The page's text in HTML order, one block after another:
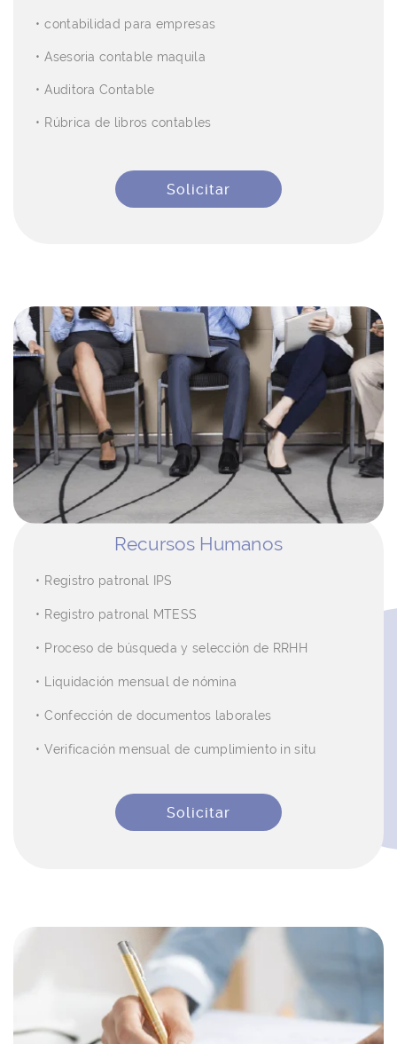
contabilidad para empresas
Asesoria contable maquila
Auditora Contable
Rúbrica de libros contables
Solicitar
Recursos Humanos
Registro patronal IPS
Registro patronal MTESS
Proceso de búsqueda y selección de RRHH
Liquidación mensual de nómina
Confección de documentos laborales
Verificación mensual de cumplimiento in situ
Solicitar